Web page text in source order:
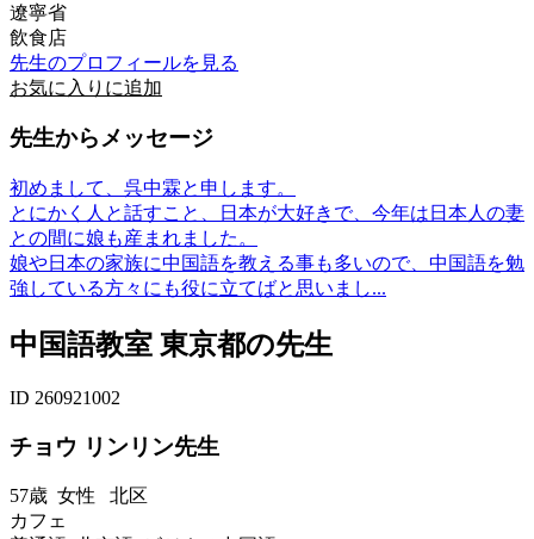
遼寧省
飲食店
先生のプロフィールを見る
お気に入りに追加
先生からメッセージ
初めまして、呉中霖と申します。
とにかく人と話すこと、日本が大好きで、今年は日本人の妻
との間に娘も産まれました。
娘や日本の家族に中国語を教える事も多いので、中国語を勉
強している方々にも役に立てばと思いまし...
中国語教室 東京都の先生
ID 260921002
チョウ リンリン先生
57歳 女性 北区
カフェ